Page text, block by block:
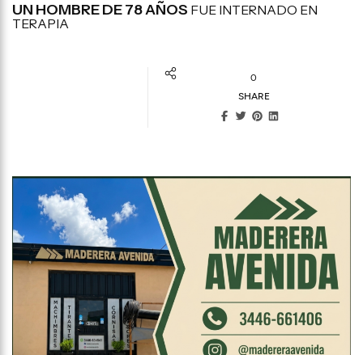
UN HOMBRE DE 78 AÑOS FUE INTERNADO EN
TERAPIA
0
SHARE